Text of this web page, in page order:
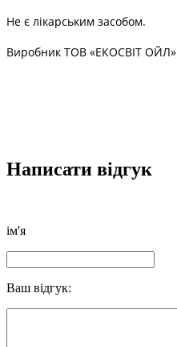
Не є лікарським засобом.
Виробник ТОВ «ЕКОСВІТ ОЙЛ»
Написати відгук
ім'я
Ваш відгук: